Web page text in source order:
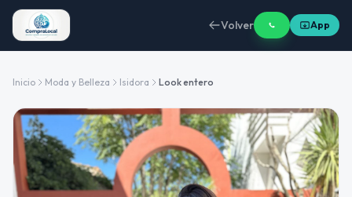
Volver App
Inicio Moda y Belleza Isidora Look entero